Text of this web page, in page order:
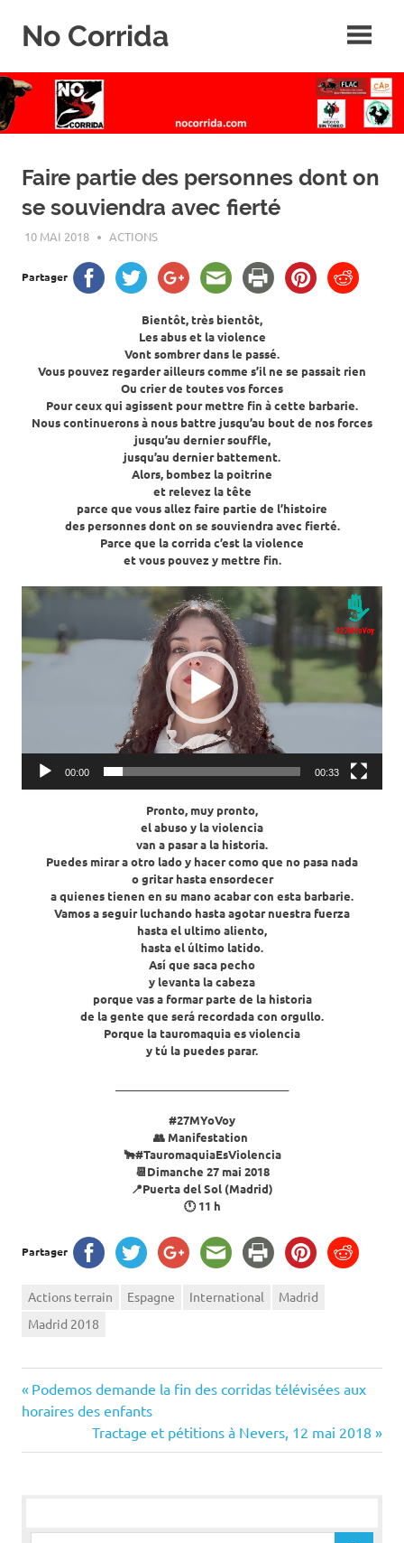
No Corrida
de
la
corrida
Faire partie des personnes dont on
se souviendra avec fierté
10 MAI 2018 ROGER LAHANA
ACTIONS
Partager
Bientôt, très bientôt,
Les abus et la violence
Vont sombrer dans le passé.
Vous pouvez regarder ailleurs comme s’il ne se passait rien
Ou crier de toutes vos forces
Pour ceux qui agissent pour mettre fin à cette barbarie.
Nous continuerons à nous battre jusqu’au bout de nos forces
jusqu’au dernier souffle,
jusqu’au dernier battement.
Alors, bombez la poitrine
et relevez la tête
parce que vous allez faire partie de l’histoire
des personnes dont on se souviendra avec fierté.
Parce que la corrida c’est la violence
et vous pouvez y mettre fin.
Lecteur
vidéo
00:00 00:33
Pronto, muy pronto,
el abuso y la violencia
van a pasar a la historia.
Puedes mirar a otro lado y hacer como que no pasa nada
o gritar hasta ensordecer
a quienes tienen en su mano acabar con esta barbarie.
Vamos a seguir luchando hasta agotar nuestra fuerza
hasta el ultimo aliento,
hasta el último latido.
Así que saca pecho
y levanta la cabeza
porque vas a formar parte de la historia
de la gente que será recordada con orgullo.
Porque la tauromaquia es violencia
y tú la puedes parar.
#27MYoVoy
‪👥 Manifestation ‬
‪🐂#TauromaquiaEsViolencia‬
‪📆Dimanche 27 mai‬ 2018
‪📍Puerta del Sol (Madrid)‬
‪🕚 11 h
Partager
Actions terrain Espagne International
Madrid
Madrid 2018
Navigation
Previous
Post:
Podemos demande la fin des corridas télévisées aux
horaires des enfants
Next
Post:
Tractage et pétitions à Nevers, 12 mai 2018